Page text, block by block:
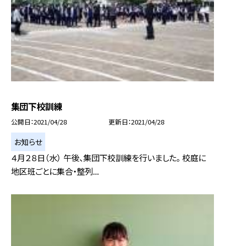
集団下校訓練
公開日 2021/04/28 更新日 2021/04/28
お知らせ
４月２８日（水） 午後、集団下校訓練を行いました。 校庭に
地区班ごとに集合・整列...